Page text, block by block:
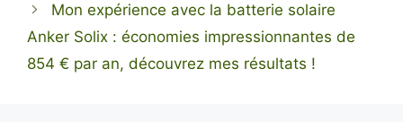
Mon expérience avec la batterie solaire
Anker Solix : économies impressionnantes de
854 € par an, découvrez mes résultats !